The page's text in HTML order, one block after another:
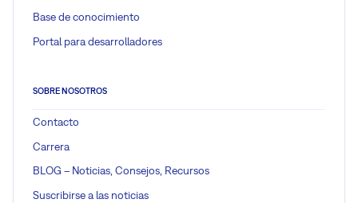
Base de conocimiento
Portal para desarrolladores
SOBRE NOSOTROS
Contacto
Carrera
BLOG – Noticias, Consejos, Recursos
Suscribirse a las noticias